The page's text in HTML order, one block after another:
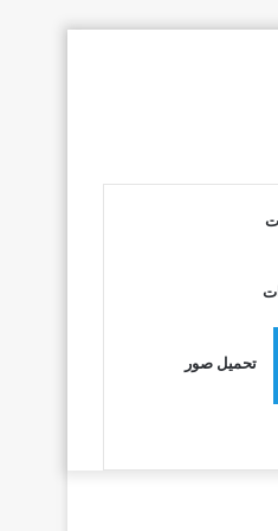
تحميل صور